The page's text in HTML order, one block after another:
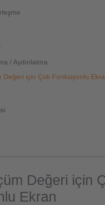
/ Aydınlatma
Değeri için Çok Fonksiyonlu
Değeri için
Ekran